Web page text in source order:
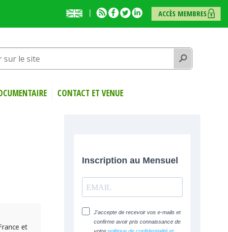
English
presentation
RSSFacebook
TwitterLinkedinACCÈS MEMBRES
Rechercher
CONTACT ET VENUE
et